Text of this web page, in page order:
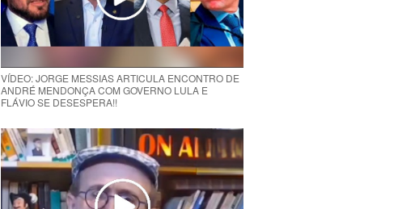
VÍDEO: JORGE MESSIAS ARTICULA ENCONTRO DE
ANDRÉ MENDONÇA COM GOVERNO LULA E
FLÁVIO SE DESESPERA!!